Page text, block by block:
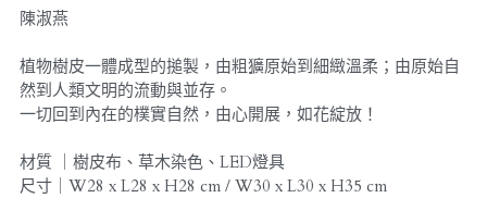
陳淑燕
植物樹皮一體成型的搥製，由粗獷原始到細緻溫柔；由原始自
然到人類文明的流動與並存。
一切回到內在的樸實自然，由心開展，如花綻放！
材質 ｜樹皮布、草木染色、LED燈具
尺寸｜W28 x L28 x H28 cm / W30 x L30 x H35 cm